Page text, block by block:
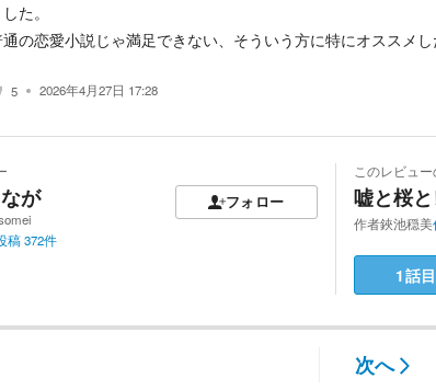
た。
の恋愛小説じゃ満足できない、そういう方に特にオススメし
5 2026年4月27日 17:28
が フォロー
稿372件
このレビュ
嘘と桜
作者鋏池穏美
1話
次へ